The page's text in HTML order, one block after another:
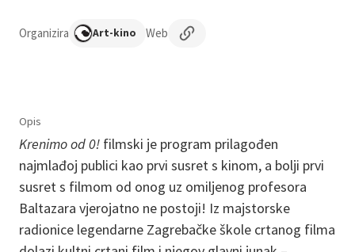
Organizira Art-kino Web
Opis
Krenimo od 0! filmski je program prilagođen
najmlađoj publici kao prvi susret s kinom, a bolji prvi
susret s filmom od onog uz omiljenog profesora
Baltazara vjerojatno ne postoji! Iz majstorske
radionice legendarne Zagrebačke škole crtanog filma